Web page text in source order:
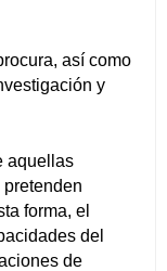
así como
y
aquellas
forma, el
del
de